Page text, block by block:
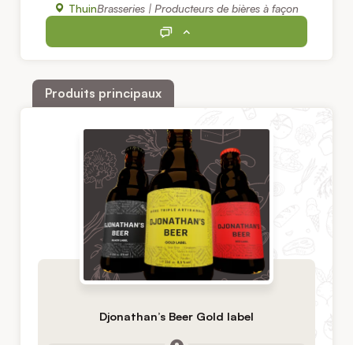
ThuinBrasseries | Producteurs de bières à façon
Produits principaux
Djonathan’s Beer Gold label